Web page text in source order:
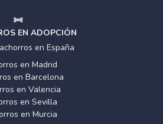
EN ADOPCIÓN
en España
en Madrid
en Barcelona
en Valencia
en Sevilla
en Murcia